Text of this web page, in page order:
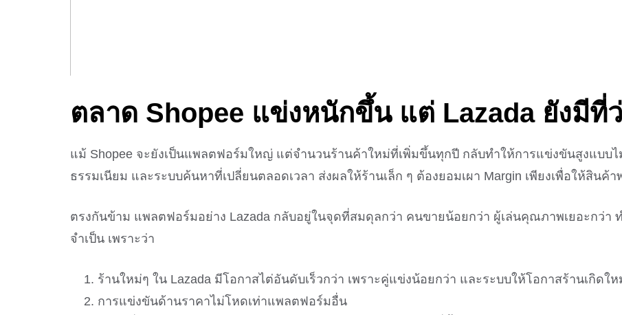
ตลาด Shopee แข่งหนักขึ้น แต่ Lazada ยังมีที่
แม้ Shopee จะยังเป็นแพลตฟอร์มใหญ่ แต่จำนวนร้านค้าใหม่ที่เพิ่มขึ้นทุกปี กลับทำให้การแข่งขันสูงแบบ
ธรรมเนียม และระบบค้นหาที่เปลี่ยนตลอดเวลา ส่งผลให้ร้านเล็ก ๆ ต้องยอมเผา Margin เพียงเพื่อให้สินค้า
ตรงกันข้าม แพลตฟอร์มอย่าง Lazada กลับอยู่ในจุดที่สมดุลกว่า คนขายน้อยกว่า ผู้เล่นคุณภาพเยอะกว่า
จำเป็น เพราะว่า
ร้านใหม่ๆ ใน Lazada มีโอกาสไต่อันดับเร็วกว่า เพราะคู่แข่งน้อยกว่า และระบบให้โอกาสร้านเกิดให
การแข่งขันด้านราคาไม่โหดเท่าแพลตฟอร์มอื่น